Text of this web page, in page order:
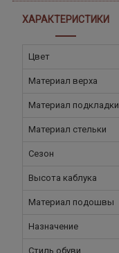
ХАРАКТЕРИСТИКИ
Цвет
Материал верха
Материал подкладки
Материал стельки
Сезон
Высота каблука
Материал подошвы
Назначение
Стиль обуви